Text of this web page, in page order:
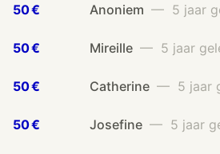
50 € Anoniem — 5 jaar
50 € Mireille — 5 jaar
50 € Catherine — 5 jaar
50 € Josefine — 5 jaar